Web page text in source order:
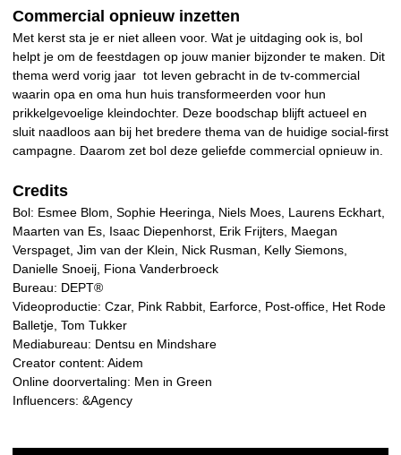
Commercial opnieuw inzetten
Met kerst sta je er niet alleen voor. Wat je uitdaging ook is, bol
helpt je om de feestdagen op jouw manier bijzonder te maken. Dit
thema werd vorig jaar tot leven gebracht in de tv-commercial
waarin opa en oma hun huis transformeerden voor hun
prikkelgevoelige kleindochter. Deze boodschap blijft actueel en
sluit naadloos aan bij het bredere thema van de huidige social-first
campagne. Daarom zet bol deze geliefde commercial opnieuw in.
Credits
Bol: Esmee Blom, Sophie Heeringa, Niels Moes, Laurens Eckhart,
Maarten van Es, Isaac Diepenhorst, Erik Frijters, Maegan
Verspaget, Jim van der Klein, Nick Rusman, Kelly Siemons,
Danielle Snoeij, Fiona Vanderbroeck
Bureau: DEPT®
Videoproductie: Czar, Pink Rabbit, Earforce, Post-office, Het Rode
Balletje, Tom Tukker
Mediabureau: Dentsu en Mindshare
Creator content: Aidem
Online doorvertaling: Men in Green
Influencers: &Agency